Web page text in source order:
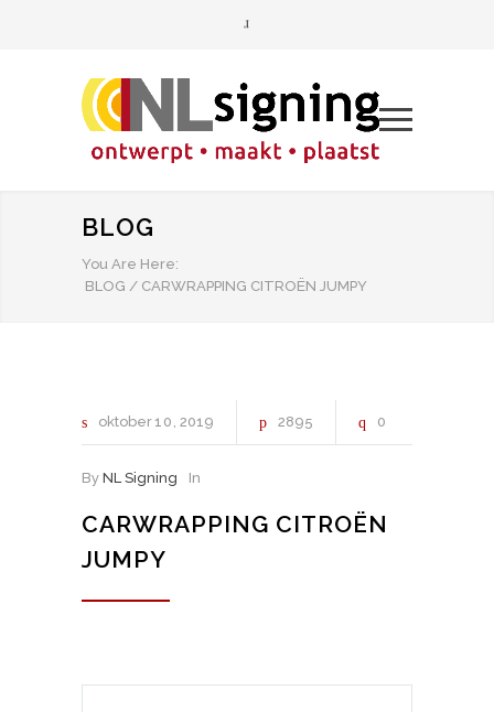
BLOG
You Are Here:
BLOG / CARWRAPPING CITROËN JUMPY
oktober10 2019 2895 0
By NL Signing In
CARWRAPPING CITROËN
JUMPY